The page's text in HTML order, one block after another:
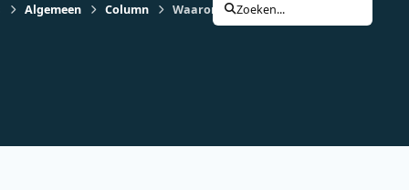
Algemeen Column Waarom de middengolf nog niet
Zoeken...